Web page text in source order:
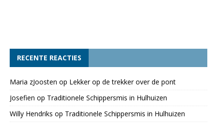
RECENTE REACTIES
Maria zJoosten op Lekker op de trekker over de pont
Josefien op Traditionele Schippersmis in Hulhuizen
Willy Hendriks op Traditionele Schippersmis in Hulhuizen